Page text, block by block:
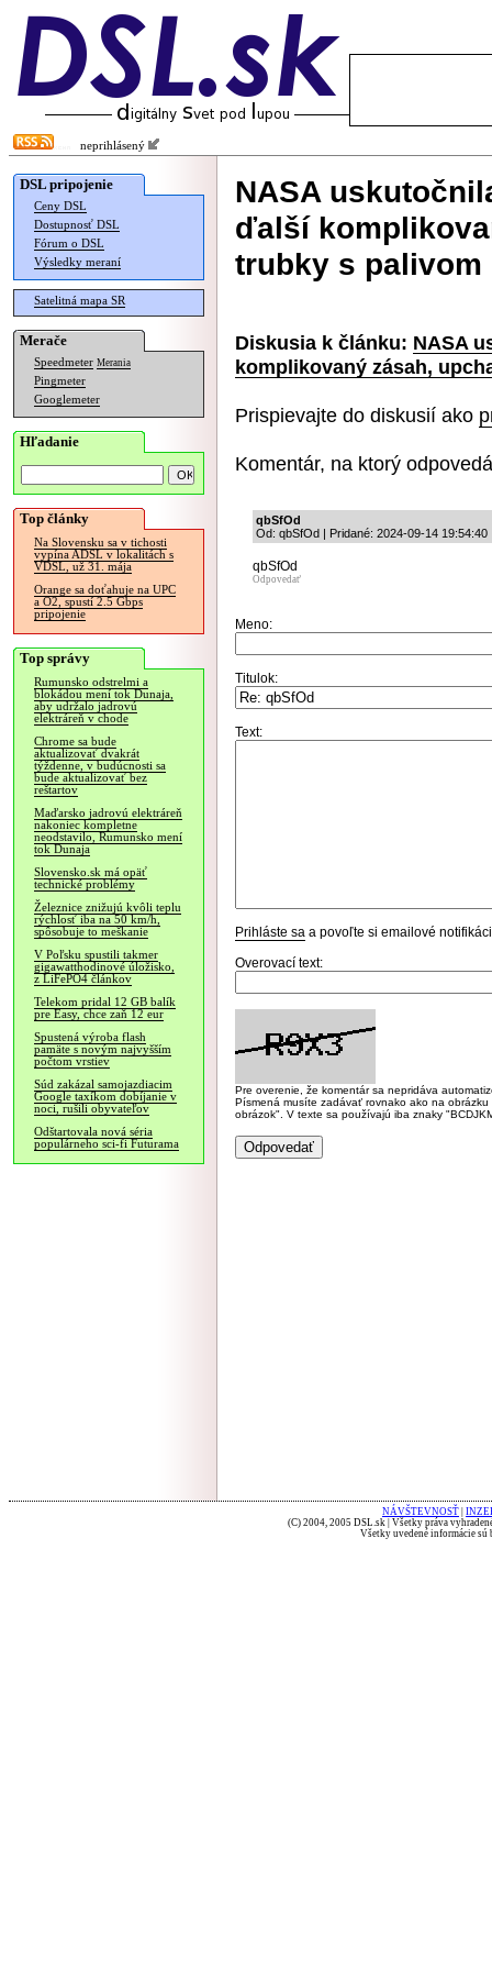
neprihlásený
DSL pripojenie
Ceny DSL
Dostupnosť DSL
Fórum o DSL
Výsledky meraní
Satelitná mapa SR
Merače
Speedmeter Merania
Pingmeter
Googlemeter
Hľadanie
Top články
Na Slovensku sa v tichosti
vypína ADSL v lokalitách s
VDSL, už 31. mája
Orange sa doťahuje na UPC
a O2, spustí 2.5 Gbps
pripojenie
Top správy
Rumunsko odstrelmi a
blokádou mení tok Dunaja,
aby udržalo jadrovú
elektráreň v chode
Chrome sa bude
aktualizovať dvakrát
týždenne, v budúcnosti sa
bude aktualizovať bez
reštartov
Maďarsko jadrovú elektráreň
nakoniec kompletne
neodstavilo, Rumunsko mení
tok Dunaja
Slovensko.sk má opäť
technické problémy
Železnice znižujú kvôli teplu
rýchlosť iba na 50 km/h,
spôsobuje to meškanie
V Poľsku spustili takmer
gigawatthodinové úložisko,
z LiFePO4 článkov
Telekom pridal 12 GB balík
pre Easy, chce zaň 12 eur
Spustená výroba flash
pamäte s novým najvyšším
počtom vrstiev
Súd zakázal samojazdiacim
Google taxíkom dobíjanie v
noci, rušili obyvateľov
Odštartovala nová séria
populárneho sci-fi Futurama
NASA
ďalší
trubky s palivom
Diskusia k článku: NASA
komplikovaný zásah,
Prispievajte do diskusií ako
Komentár, na ktorý
qbSfOd
Od: qbSfOd | Pridané: 2024-09-14 19:54:40
qbSfOd
Odpovedať
Meno:
Titulok:
Text:
Prihláste sa a povoľte si emailové
Overovací text:
Pre overenie, že komentár sa nepridáva
Písmená musíte zadávať rovnako ako na
obrázok". V texte sa používajú iba znaky
NÁVŠTEVNOSŤ
(C) 2004, 2005 DSL.sk | Všetky práva
Všetky uvedené informácie sú